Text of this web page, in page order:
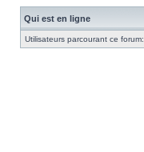
Qui est en ligne
Utilisateurs parcourant ce forum: